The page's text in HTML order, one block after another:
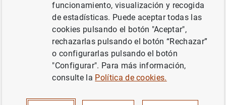
reservas mínimas?
Las entidades de crédito de la zona del euro deben
mantener obligatoriamente un determinado nivel de
sus bancos centrales nacionales. Los requerimientos de
funcionamiento, visualización y recogida
de estadísticas. Puede aceptar todas las
cookies pulsando el botón "Aceptar",
rechazarlas pulsando el botón “Rechazar”
o configurarlas pulsando el botón
"Configurar". Para más información,
consulte la Política de cookies.